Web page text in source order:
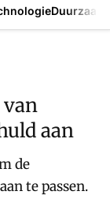
aan
de
te passen.